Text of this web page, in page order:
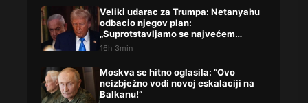
Veliki udarac za Trumpa: Netanyahu
odbacio njegov plan:
„Suprotstavljamo se najvećem
prijatelju“
16h 3min
Moskva se hitno oglasila: “Ovo
neizbježno vodi novoj eskalaciji na
Balkanu!”